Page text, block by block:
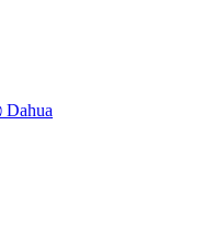
פתיחת קריאת שירות מצלמות Dahua